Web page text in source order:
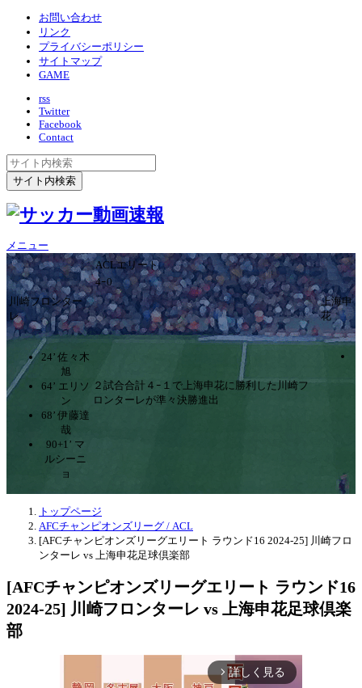
お問い合わせ
リンク
プライバシーポリシー
サイトマップ
GAME
rss
Twitter
Facebook
Contact
メニュー
ACLエリート
4ｰ0
川崎フロンター
レ
２試合合計４ｰ１で上海申花に勝利した川崎フ
ロンターレが準々決勝進出
上海申
花
24’ 佐々木
旭
64’ エリソ
ン
68’ 伊藤達
哉
90+1’ マ
ルシーニ
ョ
トップページ
AFCチャンピオンズリーグ / ACL
[AFCチャンピオンズリーグエリート ラウンド16 2024-25] 川崎フロ
ンターレ vs 上海申花足球倶楽部
[AFCチャンピオンズリーグエリート ラウンド16
2024-25] 川崎フロンターレ vs 上海申花足球倶楽
部
arrow_forward_ios 詳しく見る